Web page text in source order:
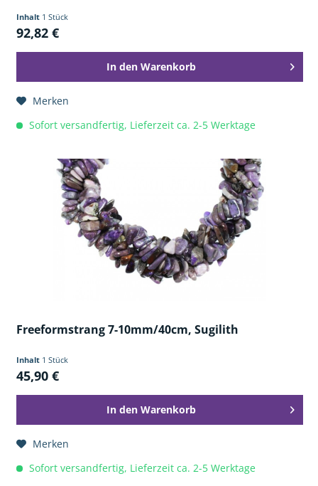
Inhalt 1 Stück
92,82 €
In den Warenkorb
Merken
Sofort versandfertig, Lieferzeit ca. 2-5 Werktage
Freeformstrang 7-10mm/40cm, Sugilith
Inhalt 1 Stück
45,90 €
In den Warenkorb
Merken
Sofort versandfertig, Lieferzeit ca. 2-5 Werktage